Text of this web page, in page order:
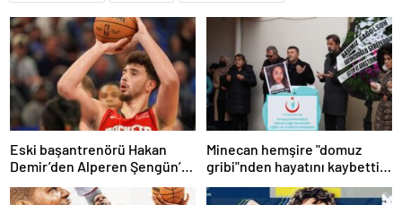
Eski başantrenörü Hakan
Demir’den Alperen Şengün’e
övgü
Minecan hemşire "domuz
gribi"nden hayatını kaybetti –
Haberler | Sağlık Haberleri